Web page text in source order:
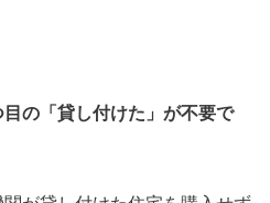
の「貸し付けた」が不要で